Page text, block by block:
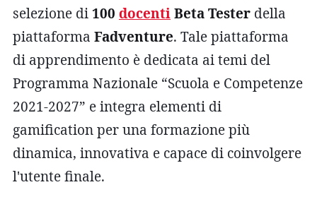
selezione di 100 docentiBeta Tester della
piattaforma Fadventure. Tale piattaforma
di apprendimento è dedicata ai temi del
Programma Nazionale “Scuola e Competenze
2021-2027” e integra elementi di
gamification per una formazione più
dinamica, innovativa e capace di coinvolgere
l'utente finale.